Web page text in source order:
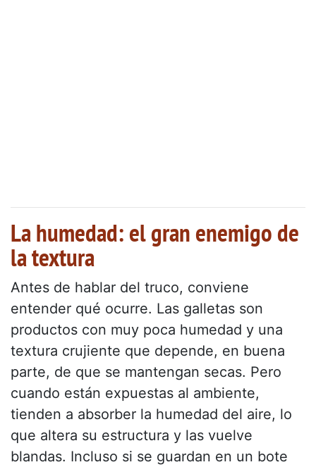
La humedad: el gran enemigo de
la textura
Antes de hablar del truco, conviene
entender qué ocurre. Las galletas son
productos con muy poca humedad y una
textura crujiente que depende, en buena
parte, de que se mantengan secas. Pero
cuando están expuestas al ambiente,
tienden a absorber la humedad del aire, lo
que altera su estructura y las vuelve
blandas. Incluso si se guardan en un bote